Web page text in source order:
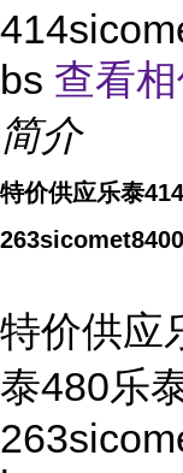
bs 查看
简介
特价供应乐泰
特价供应
泰480乐